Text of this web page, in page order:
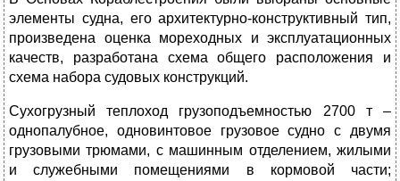
элементы судна, его архитектурно-конструктивный тип,
произведена оценка мореходных и эксплуатационных
качеств, разработана схема общего расположения и
схема набора судовых конструкций.
Сухогрузный теплоход грузоподъемностью 2700 т –
однопалубное, одновинтовое грузовое судно с двумя
грузовыми трюмами, с машинным отделением, жилыми
и служебными помещениями в кормовой части;